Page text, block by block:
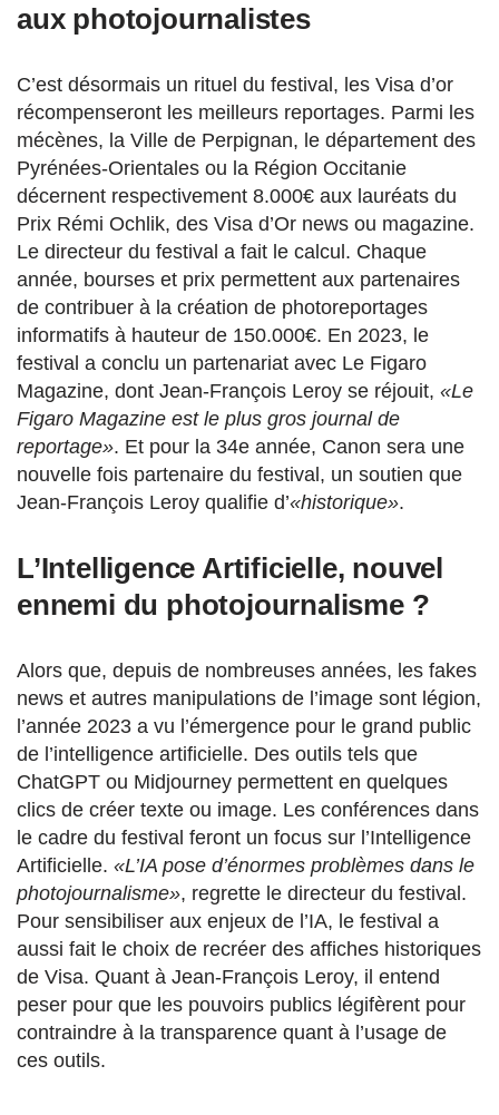
aux photojournalistes
C’est désormais un rituel du festival, les Visa d’or
récompenseront les meilleurs reportages. Parmi les
mécènes, la Ville de Perpignan, le département des
Pyrénées-Orientales ou la Région Occitanie
décernent respectivement 8.000€ aux lauréats du
Prix Rémi Ochlik, des Visa d’Or news ou magazine.
Le directeur du festival a fait le calcul. Chaque
année, bourses et prix permettent aux partenaires
de contribuer à la création de photoreportages
informatifs à hauteur de 150.000€. En 2023, le
festival a conclu un partenariat avec Le Figaro
Magazine, dont Jean-François Leroy se réjouit, «Le
Figaro Magazine est le plus gros journal de
reportage». Et pour la 34e année, Canon sera une
nouvelle fois partenaire du festival, un soutien que
Jean-François Leroy qualifie d’«historique».
L’Intelligence Artificielle, nouvel
ennemi du photojournalisme ?
Alors que, depuis de nombreuses années, les fakes
news et autres manipulations de l’image sont légion,
l’année 2023 a vu l’émergence pour le grand public
de l’intelligence artificielle. Des outils tels que
ChatGPT ou Midjourney permettent en quelques
clics de créer texte ou image. Les conférences dans
le cadre du festival feront un focus sur l’Intelligence
Artificielle. «L’IA pose d’énormes problèmes dans le
photojournalisme», regrette le directeur du festival.
Pour sensibiliser aux enjeux de l’IA, le festival a
aussi fait le choix de recréer des affiches historiques
de Visa. Quant à Jean-François Leroy, il entend
peser pour que les pouvoirs publics légifèrent pour
contraindre à la transparence quant à l’usage de
ces outils.